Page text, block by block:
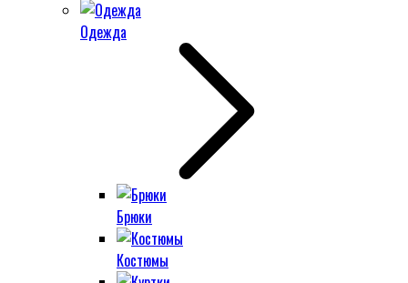
Одежда
Брюки
Костюмы